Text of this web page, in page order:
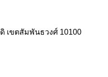
ซอส
เขตสัมพันธวงศ์ 10100